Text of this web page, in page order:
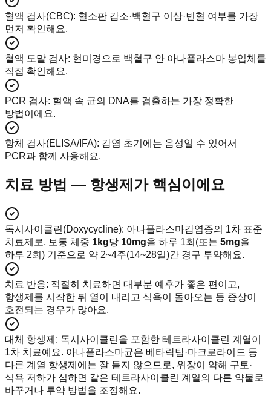
혈액 검사(CBC): 혈소판 감소·백혈구 이상·빈혈 여부를 가장
먼저 확인해요.
혈액 도말 검사: 현미경으로 백혈구 안 아나플라스마 봉입체를
직접 확인해요.
PCR 검사: 혈액 속 균의 DNA를 검출하는 가장 정확한
방법이에요.
항체 검사(ELISA/IFA): 감염 초기에는 음성일 수 있어서
PCR과 함께 사용해요.
치료 방법 — 항생제가 핵심이에요
독시사이클린(Doxycycline): 아나플라스마감염증의 1차 표준
치료제로, 보통 체중 1kg당 10mg을 하루 1회(또는 5mg을
하루 2회) 기준으로 약 2~4주(14~28일)간 경구 투약해요.
치료 반응: 적절히 치료하면 대부분 예후가 좋은 편이고,
항생제를 시작한 뒤 열이 내리고 식욕이 돌아오는 등 증상이
호전되는 경우가 많아요.
대체 항생제 : 독시사이클린을 포함한 테트라사이클린 계열이
1차 치료예요. 아나플라스마균은 베타락탐·마크로라이드 등
다른 계열 항생제에는 잘 듣지 않으므로, 위장이 약해 구토·
식욕 저하가 심하면 같은 테트라사이클린 계열의 다른 약물로
바꾸거나 투약 방법을 조정해요.